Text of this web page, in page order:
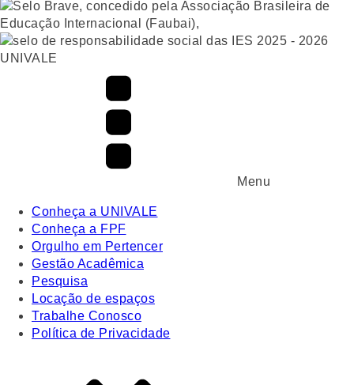
UNIVALE
Menu
Conheça a UNIVALE
Conheça a FPF
Orgulho em Pertencer
Gestão Acadêmica
Pesquisa
Locação de espaços
Trabalhe Conosco
Política de Privacidade